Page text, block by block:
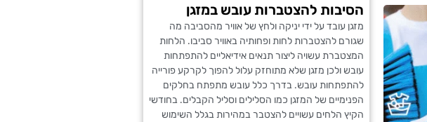
הסיבות להצטברות עובש במזגן
מזגן עובד על ידי יניקה ולחץ של אוויר מהסביבה מה
שגורם להצטברות לחות ופחותיה באוויר סביבו. הלחות
המצטברת עשויה ליצור תנאים אידיאליים להתפתחות
עובש ולכן מזגן שלא מתוחזק עלול להפוך לקרקע פורייה
להתפתחות עובש. בדרך כלל עובש מתפתח בחלקים
הפנימיים של המזגן כמו הסלילים וסליל הקבלים. בחודשי
הקיץ הלחים עשויים להצטבר במהירות בגלל השימוש